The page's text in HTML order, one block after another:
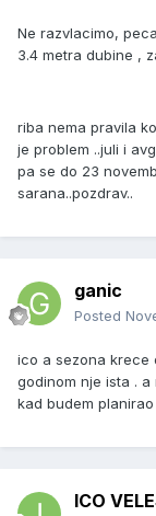
Ne razvlacimo,
3.4 metra dubine ,
riba nema pravila
je problem ..juli i
pa se do 23
sarana..pozdrav..
ganic
Posted
ico a sezona krece
godinom nje ista .
kad budem
ICO